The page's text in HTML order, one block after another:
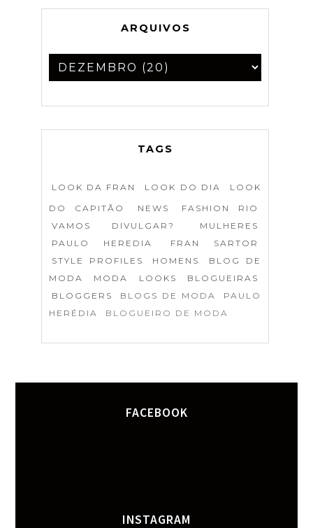
ARQUIVOS
TAGS
LOOK DA FRAN LOOK DO DIA
LOOK
DO CAPITÃO
NEWS
FASHION RIO
VAMOS DIVULGAR?
MULHERES
PAULO HEREDIA
FRAN SARTOR
STYLE PROFILES
HOMENS
BLOG DE
MODA
MODA LOOKS
BLOGUEIRAS
BLOGGERS
BLOGS DE MODA
PAULO
HERÉDIA
BLOGUEIRO DE MODA
FACEBOOK
INSTAGRAM